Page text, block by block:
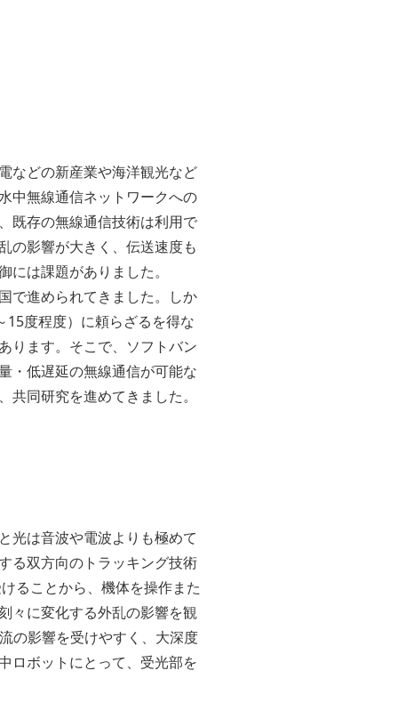
などの新産業や海洋観光など
中無線通信ネットワークへの
既存の無線通信技術は利用で
の影響が大きく、伝送速度も
は課題がありました。
で進められてきました。しか
15度程度）に頼らざるを得な
ります。そこで、ソフトバン
・低遅延の無線通信が可能な
同研究を進めてきました。
光は音波や電波よりも極めて
る双方向のトラッキング技術
ることから、機体を操作また
々に変化する外乱の影響を観
の影響を受けやすく、大深度
ロボットにとって、受光部を